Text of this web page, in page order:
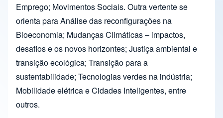
Emprego; Movimentos Sociais. Outra vertente se
orienta para Análise das reconfigurações na
Bioeconomia; Mudanças Climáticas – impactos,
desafios e os novos horizontes; Justiça ambiental e
transição ecológica; Transição para a
sustentabilidade; Tecnologias verdes na indústria;
Mobilidade elétrica e Cidades Inteligentes, entre
outros.